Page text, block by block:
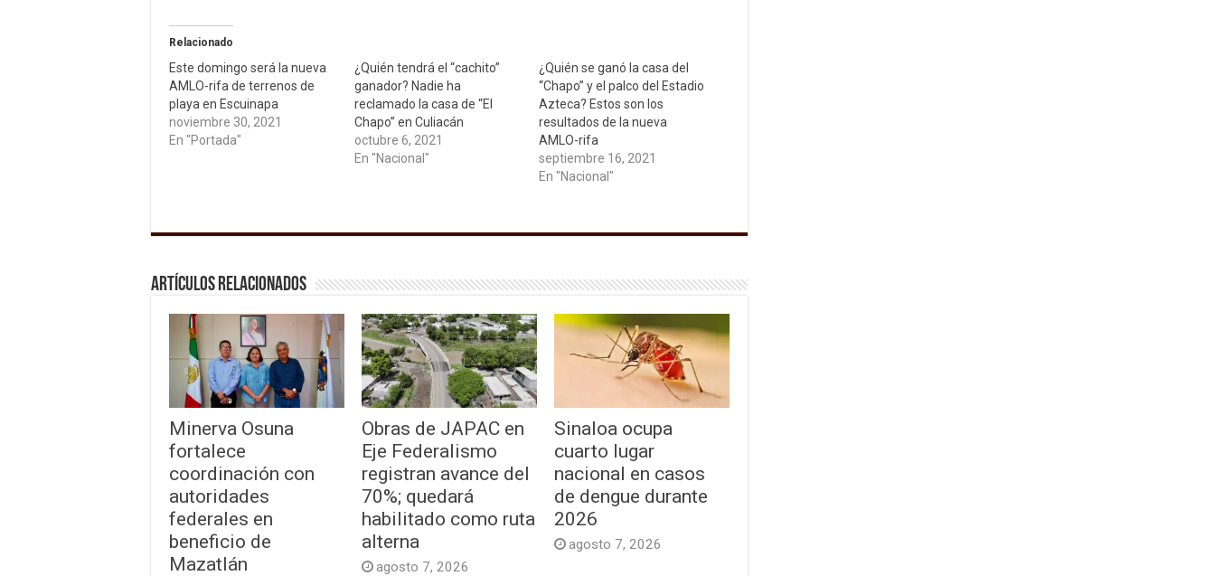
Relacionado
Este domingo será la nueva
AMLO-rifa de terrenos de
playa en Escuinapa
noviembre 30, 2021
En "Portada"
¿Quién tendrá el “cachito”
ganador? Nadie ha
reclamado la casa de “El
Chapo” en Culiacán
octubre 6, 2021
En "Nacional"
¿Quién se ganó la casa del
“Chapo” y el palco del Estadio
Azteca? Estos son los
resultados de la nueva
AMLO-rifa
septiembre 16, 2021
En "Nacional"
Artículos relacionados
Minerva Osuna
fortalece
coordinación con
autoridades
federales en
beneficio de
Mazatlán
Obras de JAPAC en
Eje Federalismo
registran avance del
70%; quedará
habilitado como ruta
alterna
agosto 7, 2026
Sinaloa ocupa
cuarto lugar
nacional en casos
de dengue durante
2026
agosto 7, 2026